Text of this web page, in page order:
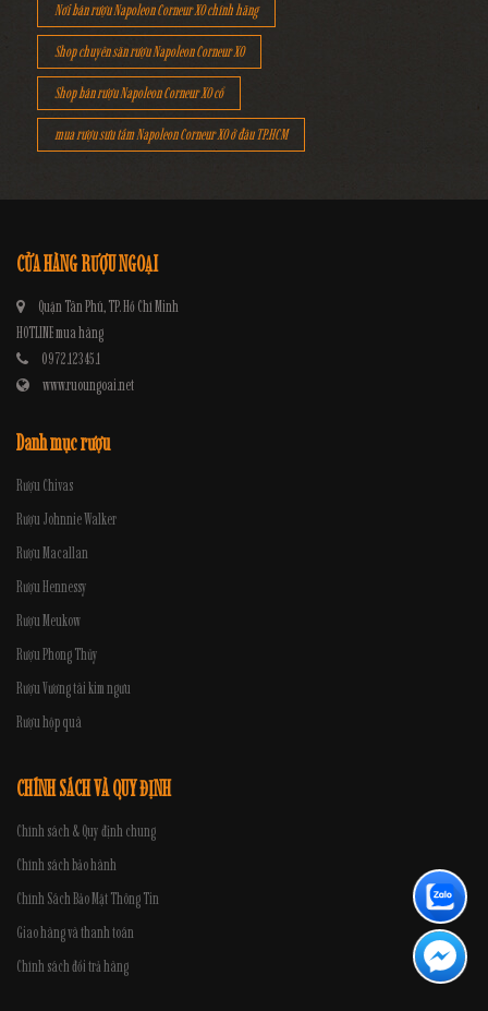
Nơi bán rượu Napoleon Corneur XO chính hãng
Shop chuyên săn rượu Napoleon Corneur XO
Shop bán rượu Napoleon Corneur XO cổ
mua rượu sưu tầm Napoleon Corneur XO ở đâu TP.HCM
CỬA HÀNG RƯỢU NGOẠI
Quận Tân Phú, TP. Hồ Chí Minh
HOTLINE mua hàng
0972.12345.1
www.ruoungoai.net
Danh mục rượu
Rượu Chivas
Rượu Johnnie Walker
Rượu Macallan
Rượu Hennessy
Rượu Meukow
Rượu Phong Thủy
Rượu Vương tài kim ngưu
Rượu hộp quà
CHÍNH SÁCH VÀ QUY ĐỊNH
Chính sách & Quy định chung
Chính sách bảo hành
Chính Sách Bảo Mật Thông Tin
Giao hàng và thanh toán
Chính sách đổi trả hàng